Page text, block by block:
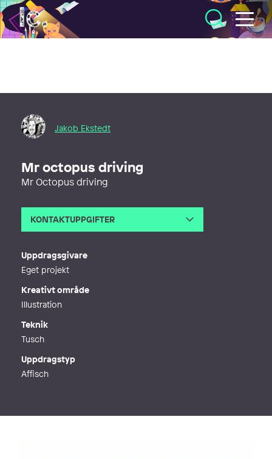
Illustratörcentrum
Jakob Ekstedt
Mr octopus driving
Mr Octopus driving
KONTAKTUPPGIFTER
Uppdragsgivare
Eget projekt
Kreativt område
Illustration
Teknik
Tusch
Uppdragstyp
Affisch